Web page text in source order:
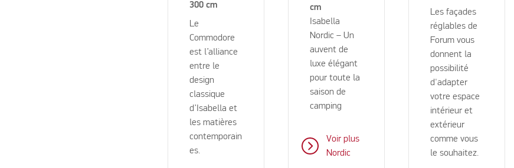
300 cm
Le
Commodore
est l’alliance
entre le
design
classique
d’Isabella et
les matières
contemporain
es.
cm
Isabella
Nordic – Un
auvent de
luxe élégant
pour toute la
saison de
camping
Voir plus
Nordic
Les façades
réglables de
Forum vous
donnent la
possibilité
d'adapter
votre espace
intérieur et
extérieur
comme vous
le souhaitez.